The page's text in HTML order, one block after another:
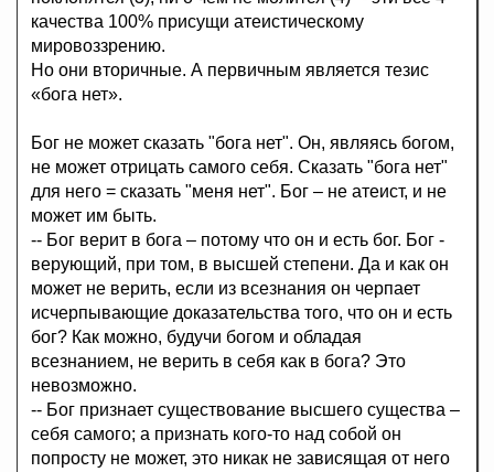
качества 100% присущи атеистическому
мировоззрению.
Но они вторичные. А первичным является тезис
«бога нет».
Бог не может сказать "бога нет". Он, являясь богом,
не может отрицать самого себя. Сказать "бога нет"
для него = сказать "меня нет". Бог – не атеист, и не
может им быть.
-- Бог верит в бога – потому что он и есть бог. Бог -
верующий, при том, в высшей степени. Да и как он
может не верить, если из всезнания он черпает
исчерпывающие доказательства того, что он и есть
бог? Как можно, будучи богом и обладая
всезнанием, не верить в себя как в бога? Это
невозможно.
-- Бог признает существование высшего существа –
себя самого; а признать кого-то над собой он
попросту не может, это никак не зависящая от него